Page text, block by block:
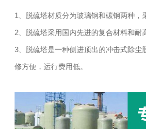
1、脱硫塔材质分为玻璃钢和碳钢两种，
2、脱硫塔采用国内先进的复合材料和耐
3、脱硫塔是一种侧进顶出的冲击式除
修方便，运行费用低。